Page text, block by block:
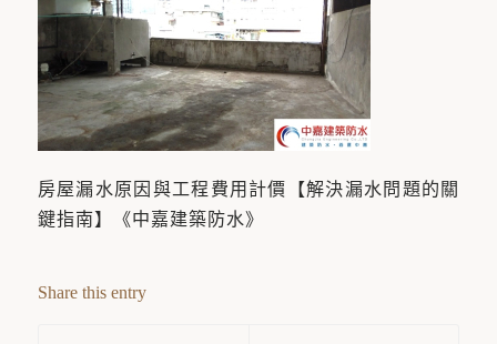
房屋漏水原因與工程費用計價【解決漏水問題的關
鍵指南】《中嘉建築防水》
Share this entry